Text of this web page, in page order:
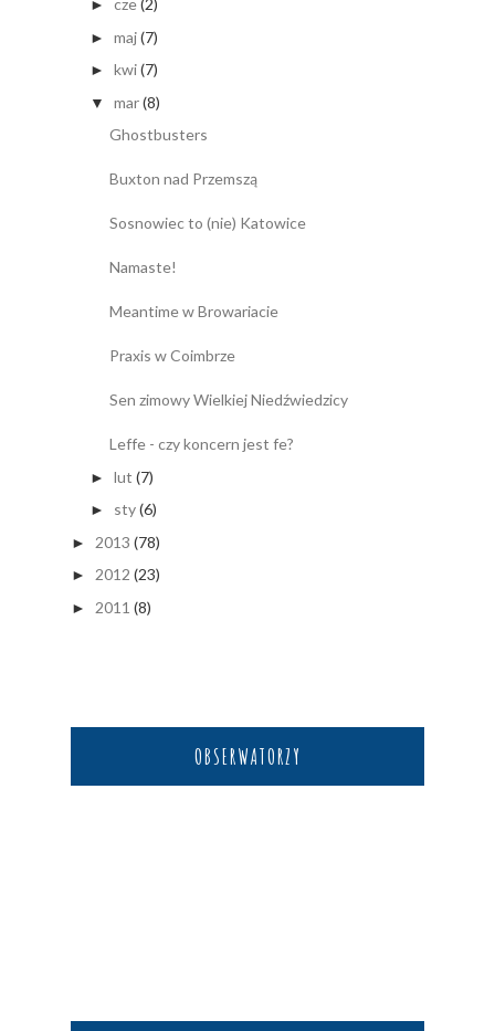
► cze(2)
► maj(7)
► kwi(7)
▼ mar(8)
Ghostbusters
Buxton nad Przemszą
Sosnowiec to (nie) Katowice
Namaste!
Meantime w Browariacie
Praxis w Coimbrze
Sen zimowy Wielkiej Niedźwiedzicy
Leffe - czy koncern jest fe?
► lut (7)
► sty(6)
► 2013 (78)
► 2012 (23)
► 2011 (8)
OBSERWATORZY